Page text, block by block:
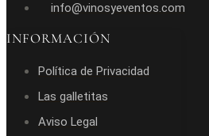
info@vinosyeventos.com
INFORMACIÓN
Política de Privacidad
Las galletitas
Aviso Legal